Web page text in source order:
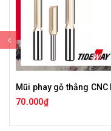
70.000₫